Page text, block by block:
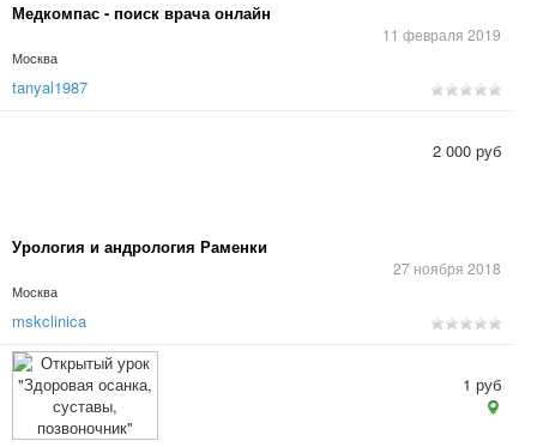
Медкомпас - поиск врача онлайн
11 февраля 2019
Москва
tanyal1987
Урология и андрология Раменки
27 ноября 2018
Москва
2 000 руб
mskclinica
1 руб